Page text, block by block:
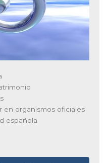
en organismos oficiales
española